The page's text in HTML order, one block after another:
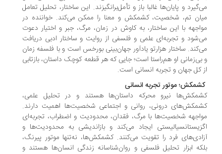
و پایان‌ها غالبا باز و تأمل‌برانگیزند. این ساختار، تحلیل تعامل
تم، شخصیت، کشمکش و معنا را ممکن می‌کند. خواننده در
با این ساختار، به کاوش در زمان، مرگ، جبر و اختیار دعوت
و تجربه‌ای علمی و فلسفی از روایت و ساختار ادبی دریافت
ساختار هزارتو یادآور جهان‌بینی بورخس است و با فلسفه زمان
او هم‌راستا است؛ جایی که هر قطعه کوچک داستان، بازتابی
کل جهان و تجربه انسانی است.
موتور تجربه انسانی
نیرو محرکه داستان‌ها هستند و در تحلیل علمی،
درونی، روانی و اجتماعی شخصیت‌ها اهمیت دارند.
شخصیت‌ها با مرگ، فقدان، محدودیت و اضطراب، تجربه‌ای
ایجاد می‌کند و بازاندیشی به محدودیت‌ها و
فرد را تقویت می‌کنند. کشمکش‌ها، نه‌تنها موتور پیرنگ،
ابزار تحلیل فلسفی و روان‌شناسانه زندگی انسان‌ها هستند و